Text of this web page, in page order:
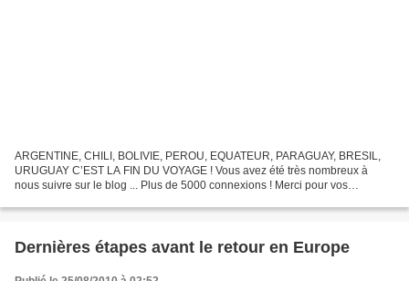
ARGENTINE, CHILI, BOLIVIE, PEROU, EQUATEUR, PARAGUAY, BRESIL,
URUGUAY C’EST LA FIN DU VOYAGE ! Vous avez été très nombreux à
nous suivre sur le blog ... Plus de 5000 connexions ! Merci pour vos
Dernières étapes avant le retour en Europe